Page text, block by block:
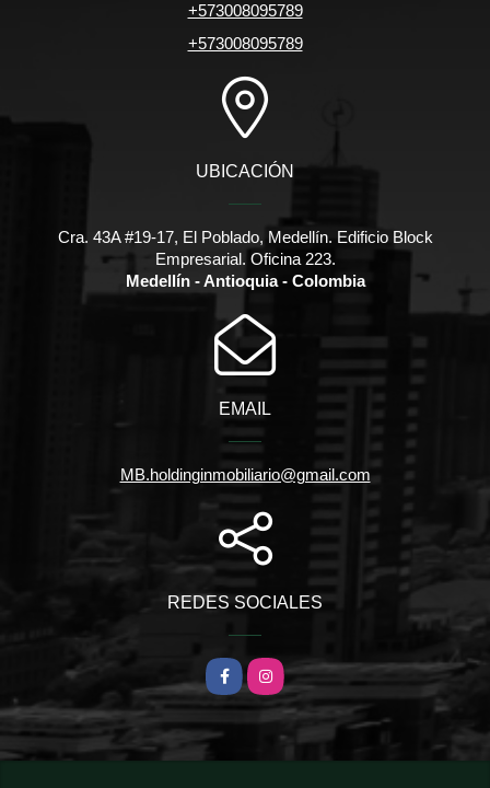
+573008095789
+573008095789
UBICACIÓN
Cra. 43A #19-17, El Poblado, Medellín. Edificio Block
Empresarial. Oficina 223.
Medellín - Antioquia - Colombia
EMAIL
MB.holdinginmobiliario@gmail.com
REDES SOCIALES
FacebookInstagram